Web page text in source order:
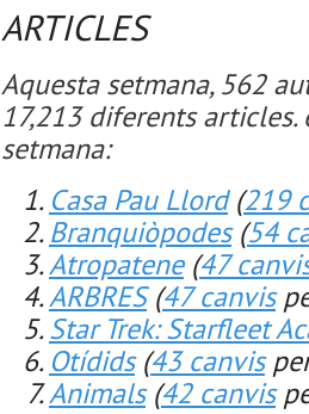
ARTICLES
Aquesta setmana, 562
17,213 diferents
setmana:
Casa Pau Llord (219
Branquiòpodes (54
Atropatene (47
ARBRES (47 canvis
Star Trek: Starfleet
Otídids (43 canvis
Animals (42 canvis